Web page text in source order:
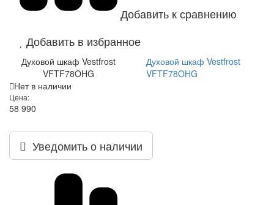
Добавить к сравнению
Добавить в избранное
Духовой шкаф Vestfrost
VFTF78OHG
Духовой шкаф Vestfrost
VFTF78OHG
Нет в наличии
Цена:
58 990
Уведомить о наличии